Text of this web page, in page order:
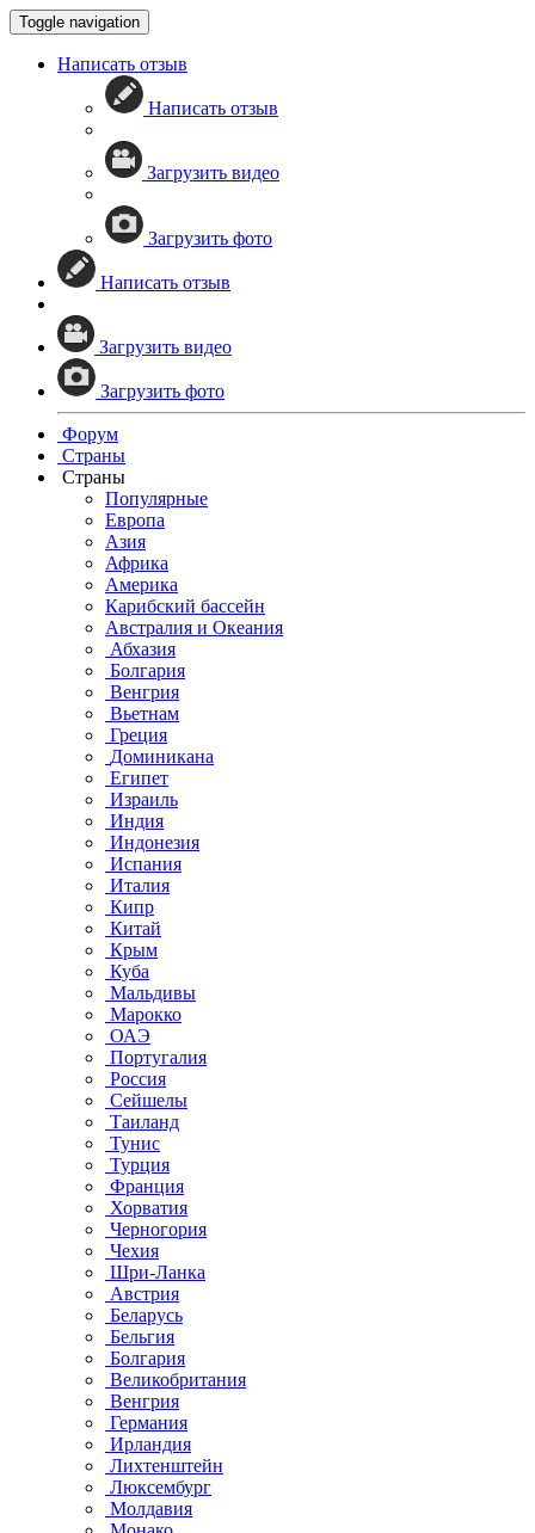
Toggle navigation
Написать отзыв
Написать отзыв
Загрузить видео
Загрузить фото
Написать отзыв
Загрузить видео
Загрузить фото
Форум
Страны
Страны
Популярные
Европа
Азия
Африка
Америка
Карибский бассейн
Австралия и Океания
Абхазия
Болгария
Венгрия
Вьетнам
Греция
Доминикана
Египет
Израиль
Индия
Индонезия
Испания
Италия
Кипр
Китай
Крым
Куба
Мальдивы
Марокко
ОАЭ
Португалия
Россия
Сейшелы
Таиланд
Тунис
Турция
Франция
Хорватия
Черногория
Чехия
Шри-Ланка
Австрия
Беларусь
Бельгия
Болгария
Великобритания
Венгрия
Германия
Ирландия
Лихтенштейн
Люксембург
Молдавия